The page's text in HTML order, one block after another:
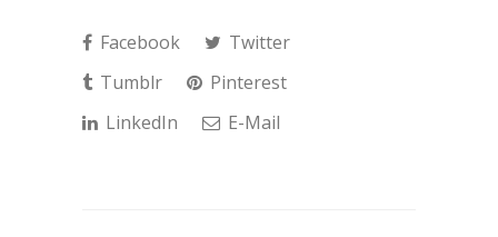
Facebook
Twitter
Tumblr
Pinterest
LinkedIn
E-Mail